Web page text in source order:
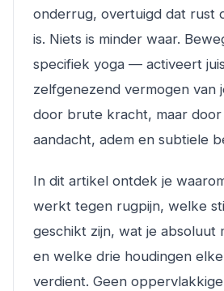
onderrug, overtuigd dat rust
is. Niets is minder waar.
specifiek yoga — activeert
zelfgenezend vermogen van
door brute kracht, maar
aandacht, adem en subtiele
In dit artikel ontdek je
werkt tegen rugpijn, welke
geschikt zijn, wat je absoluut
en welke drie houdingen
verdient. Geen